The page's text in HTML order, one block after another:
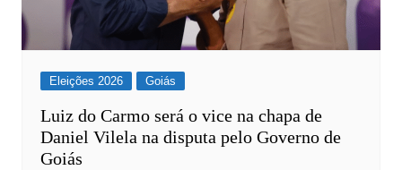
Eleições 2026 Goiás
Luiz do Carmo será o vice na chapa de
Daniel Vilela na disputa pelo Governo de
Goiás